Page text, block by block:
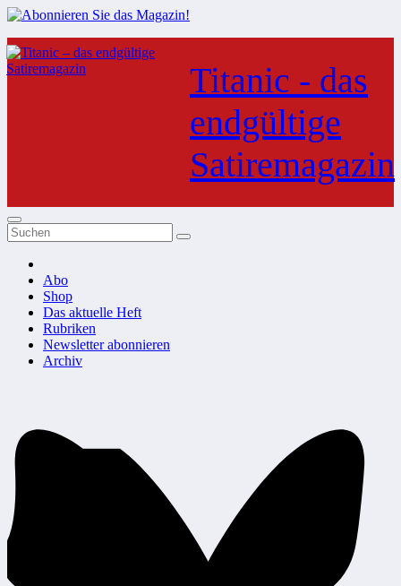
Zum
Inhalt
springen
Titanic - das
endgültige
Satiremagazin
Abo
Shop
Das aktuelle Heft
Rubriken
Newsletter abonnieren
Archiv